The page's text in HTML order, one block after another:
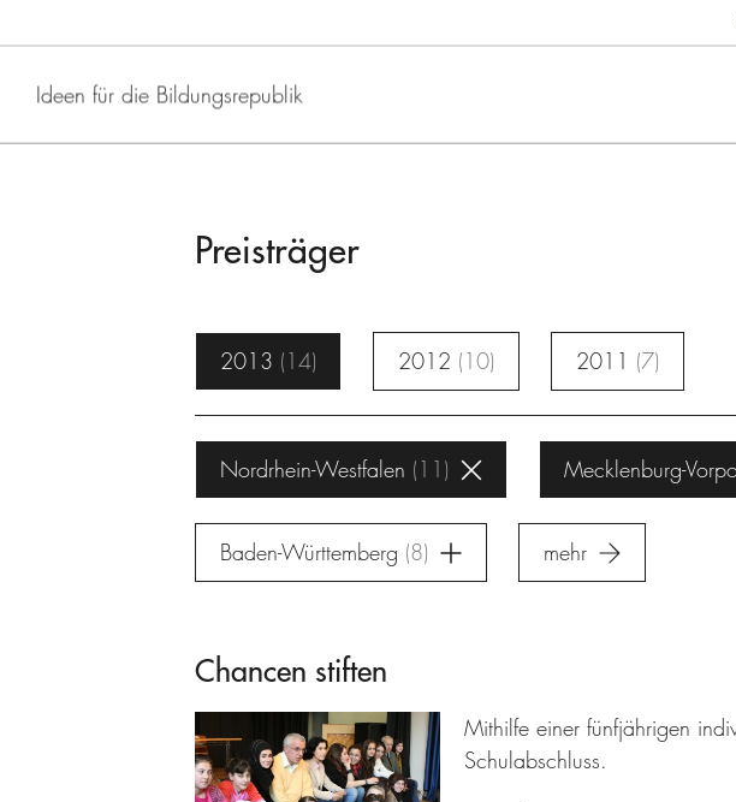
Ideen für die Bildungsrepublik
Preisträger
2013 14 2012 10 2011 7
Nordrhein-Westfalen 11 Mecklenburg-
Baden-Württemberg 8 mehr
Chancen stiften
Mithilfe einer fünfjährigen
Schulabschluss.